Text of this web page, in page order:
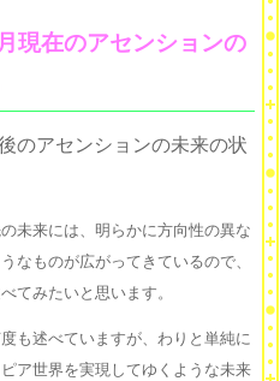
現在のアセンションの
のアセンションの未来の状
未来には、明らかに方向性の異な
なものが広がってきているので、
てみたいと思います。
も述べていますが、わりと単純に
ア世界を実現してゆくような未来